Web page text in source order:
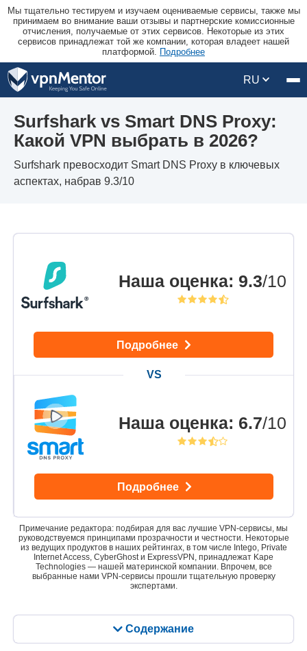
Мы тщательно тестируем и изучаем оцениваемые сервисы, также мы
принимаем во внимание ваши отзывы и партнерские комиссионные
отчисления, получаемые от этих сервисов. Некоторые из этих
сервисов принадлежат той же компании, которая владеет нашей
платформой. Подробнее
RU
Surfshark vs Smart DNS Proxy:
Какой VPN выбрать в 2026?
Surfshark превосходит Smart DNS Proxy в ключевых
аспектах, набрав 9.3/10
Содержание
Наша оценка: 9.3/10
Подробнее
Наша оценка: 6.7/10
Подробнее
Примечание редактора: подбирая для вас лучшие VPN-сервисы, мы
руководствуемся принципами прозрачности и честности. Некоторые
из ведущих продуктов в наших рейтингах, в том числе Intego, Private
Internet Access, CyberGhost и ExpressVPN, принадлежат Kape
Technologies — нашей материнской компании. Впрочем, все
выбранные нами VPN-сервисы прошли тщательную проверку
экспертами.